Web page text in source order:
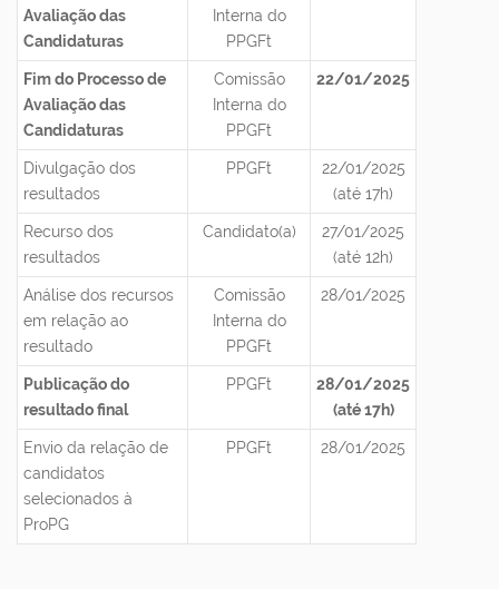
Avaliação das
Candidaturas
Interna do
PPGFt
Fim do Processo de
Avaliação das
Candidaturas
Comissão
Interna do
PPGFt
22/01/2025
Divulgação dos
resultados
PPGFt
22/01/2025
(até 17h)
Recurso dos
resultados
Candidato(a)
27/01/2025
(até 12h)
Análise dos recursos
em relação ao
resultado
Comissão
Interna do
PPGFt
28/01/2025
Publicação do
resultado final
PPGFt
28/01/2025
(até 17h)
Envio da relação de
candidatos
selecionados à
ProPG
PPGFt 28/01/2025